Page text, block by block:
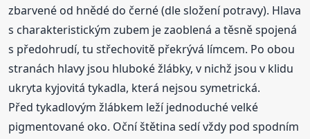
zbarvené od hnědé do černé (dle složení potravy). Hlava
s charakteristickým zubem je zaoblená a těsně spojená
s předohrudí, tu střechovitě překrývá límcem. Po obou
stranách hlavy jsou hluboké žlábky, v nichž jsou v klidu
ukryta kyjovitá tykadla, která nejsou symetrická.
Před tykadlovým žlábkem leží jednoduché velké
pigmentované oko. Oční štětina sedí vždy pod spodním